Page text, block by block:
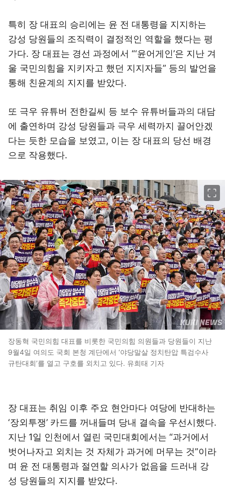
특히 장 대표의 승리에는 윤 전 대통령을 지지하는
강성 당원들의 조직력이 결정적인 역할을 했다는 평
가다. 장 대표는 경선 과정에서 “‘윤어게인’은 지난 겨
울 국민의힘을 지키자고 했던 지지자들” 등의 발언을
통해 친윤계의 지지를 받았다.
또 극우 유튜버 전한길씨 등 보수 유튜버들과의 대담
에 출연하며 강성 당원들과 극우 세력까지 끌어안겠
다는 듯한 모습을 보였고, 이는 장 대표의 당선 배경
으로 작용했다.
장동혁 국민의힘 대표를 비롯한 국민의힘 의원들과 당원들이 지난
9월4일 여의도 국회 본청 계단에서 ‘야당말살 정치탄압 특검수사
규탄대회’를 열고 구호를 외치고 있다. 유희태 기자
장 대표는 취임 이후 주요 현안마다 여당에 반대하는
‘장외투쟁’ 카드를 꺼내들며 당내 결속을 우선시했다.
지난 1일 인천에서 열린 국민대회에서는 “과거에서
벗어나자고 외치는 것 자체가 과거에 머무는 것”이라
며 윤 전 대통령과 절연할 의사가 없음을 드러내 강
성 당원들의 지지를 받았다.